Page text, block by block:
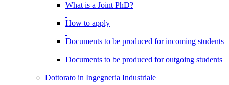
What is a Joint PhD?
How to apply
Documents to be produced for incoming students
Documents to be produced for outgoing students
Dottorato in Ingegneria Industriale